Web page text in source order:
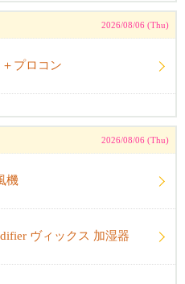
2026/08/06 (Thu)
プロコン
2026/08/06 (Thu)
機
ヴィックス 加湿器